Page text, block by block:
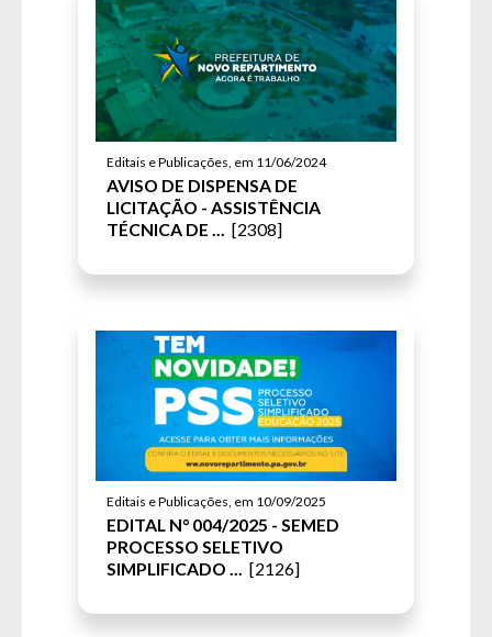
Editais e Publicações, em 11/06/2024
AVISO DE DISPENSA DE
LICITAÇÃO - ASSISTÊNCIA
TÉCNICA DE ...
[2308]
Editais e Publicações, em 10/09/2025
EDITAL N° 004/2025 - SEMED
PROCESSO SELETIVO
SIMPLIFICADO ...
[2126]